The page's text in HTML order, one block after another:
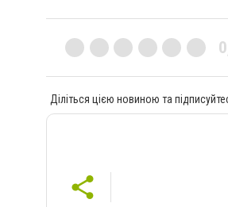
Діліться цією новиною та